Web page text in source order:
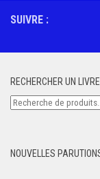
SUIVRE :
RECHERCHER UN LIVRE
Recherche
NOUVELLES